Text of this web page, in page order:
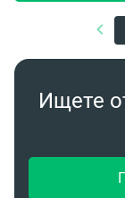
Ищете